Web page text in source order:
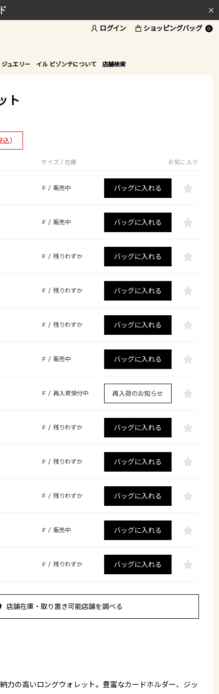
ログイン ショッピングバッグ 0
ュエリー イル ビゾンテについて 店舗検索
ト
）
サイズ / 在庫 お気に入り
F / 販売中 バッグに入れる
F / 販売中 バッグに入れる
F / 残りわずか バッグに入れる
F / 残りわずか バッグに入れる
F / 残りわずか バッグに入れる
F / 販売中 バッグに入れる
F / 再入荷受付中 再入荷のお知らせ
F / 残りわずか バッグに入れる
F / 残りわずか バッグに入れる
F / 残りわずか バッグに入れる
F / 販売中 バッグに入れる
F / 残りわずか バッグに入れる
店舗在庫・取り置き可能店舗を調べる
力の高いロングウォレット。豊富なカードホルダー、ジッ